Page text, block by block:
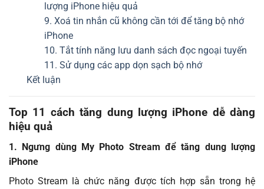
lượng iPhone hiệu quả
9. Xoá tin nhắn cũ không cần tới để tăng bộ nhớ
iPhone
10. Tắt tính năng lưu danh sách đọc ngoại tuyến
11. Sử dụng các app dọn sạch bộ nhớ
Kết luận
Top 11 cách tăng dung lượng iPhone dễ dàng
hiệu quả
1. Ngưng dùng My Photo Stream để tăng dung lượng
iPhone
Photo Stream là chức năng được tích hợp sẵn trong hệ